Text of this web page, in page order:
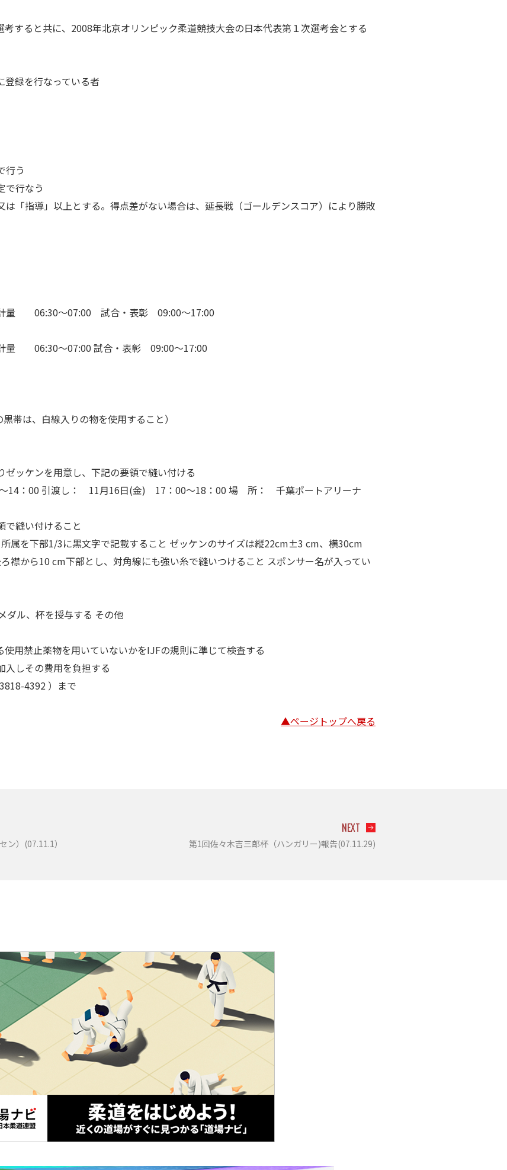
すると共に、2008年北京オリンピック柔道競技大会の日本代表第１次選考会とする
登録を行なっている者
行う
で行なう
「指導」以上とする。得点差がない場合は、延長戦（ゴールデンスコア）により勝敗
量 06:30～07:00 試合・表彰 09:00～17:00
量 06:30～07:00 試合・表彰 09:00～17:00
帯は、白線入りの物を使用すること）
ッケンを用意し、下記の要領で縫い付ける
：00 引渡し： 11月16日(金) 17：00～18：00 場 所： 千葉ポートアリーナ
で縫い付けること
属を下部1/3に黒文字で記載すること ゼッケンのサイズは縦22cm±3 cm、横30cm
襟から10 cm下部とし、対角線にも強い糸で縫いつけること スポンサー名が入ってい
ダル、杯を授与する その他
使用禁止薬物を用いていないかをIJFの規則に準じて検査する
入しその費用を負担する
4392 ）まで
▲ページトップへ戻る
ン）(07.11.1）
NEXT
第1回佐々木吉三郎杯（ハンガリー)報告(07.11.29)